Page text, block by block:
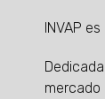
INVAP